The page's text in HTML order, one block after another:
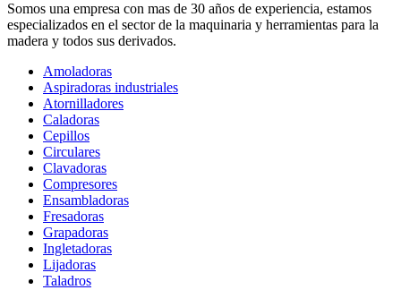
Somos una empresa con mas de 30 años de experiencia, estamos
especializados en el sector de la maquinaria y herramientas para la
madera y todos sus derivados.
Amoladoras
Aspiradoras industriales
Atornilladores
Caladoras
Cepillos
Circulares
Clavadoras
Compresores
Ensambladoras
Fresadoras
Grapadoras
Ingletadoras
Lijadoras
Taladros